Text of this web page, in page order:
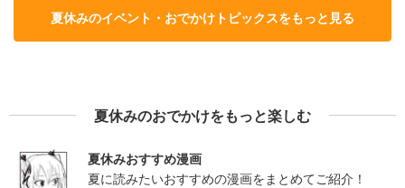
夏休みのイベント・おでかけトピックスをもっと見る
夏休みのおでかけをもっと楽しむ
夏休みおすすめ漫画
夏に読みたいおすすめの漫画をまとめてご紹介！